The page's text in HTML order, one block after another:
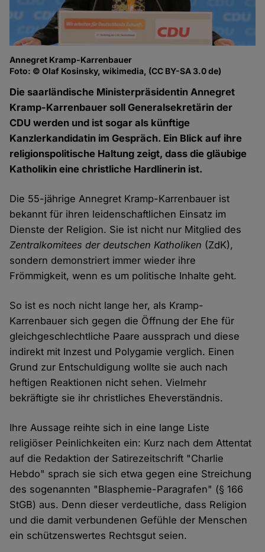
Annegret Kramp-Karrenbauer
Foto: © Olaf Kosinsky, wikimedia, (CC BY-SA 3.0 de)
Die saarländische Ministerpräsidentin Annegret
Kramp-Karrenbauer soll Generalsekretärin der
CDU werden und ist sogar als künftige
Kanzlerkandidatin im Gespräch. Ein Blick auf ihre
religionspolitische Haltung zeigt, dass die gläubige
Katholikin eine christliche Hardlinerin ist.
Die 55-jährige Annegret Kramp-Karrenbauer ist
bekannt für ihren leidenschaftlichen Einsatz im
Dienste der Religion. Sie ist nicht nur Mitglied des
Zentralkomitees der deutschen Katholiken (ZdK),
sondern demonstriert immer wieder ihre
Frömmigkeit, wenn es um politische Inhalte geht.
So ist es noch nicht lange her, als Kramp-
Karrenbauer sich gegen die Öffnung der Ehe für
gleichgeschlechtliche Paare aussprach und diese
indirekt mit Inzest und Polygamie verglich. Einen
Grund zur Entschuldigung wollte sie auch nach
heftigen Reaktionen nicht sehen. Vielmehr
bekräftigte sie ihr christliches Eheverständnis.
Ihre Aussage reihte sich in eine lange Liste
religiöser Peinlichkeiten ein: Kurz nach dem Attentat
auf die Redaktion der Satirezeitschrift "Charlie
Hebdo" sprach sie sich etwa gegen eine Streichung
des sogenannten "Blasphemie-Paragrafen" (§ 166
StGB) aus. Denn dieser verdeutliche, dass Religion
und die damit verbundenen Gefühle der Menschen
ein schützenswertes Rechtsgut seien.